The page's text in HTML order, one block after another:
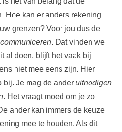
Hoe kan er anders rekening
grenzen? Voor jou dus de
communiceren. Dat vinden we
al doen, blijft het vaak bij
niet mee eens zijn. Hier
bij. Je mag de ander uitnodigen
. Het vraagt moed om je zo
ander kan immers de keuze
mee te houden. Als dit